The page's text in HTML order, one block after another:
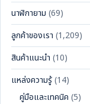
นาฬิกายาม (69)
ลูกค้าของเรา (1,209)
สินค้าแนะนำ (10)
แหล่งความรู้(14)
คู่มือและเทคนิค (5)